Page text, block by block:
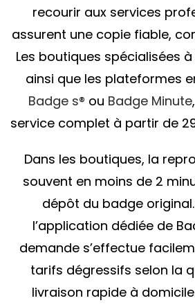
recourir aux services
assurent une copie fiable,
Les boutiques spécialisées
ainsi que les plateformes
Badge s® ou Badge Minute
service complet à partir de
Dans les boutiques, la
souvent en moins de 2
dépôt du badge original.
l’application dédiée de
demande s’effectue
tarifs dégressifs selon la
livraison rapide à